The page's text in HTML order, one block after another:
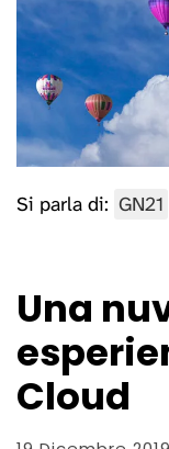
Si parla di: GN21
Una
Cloud